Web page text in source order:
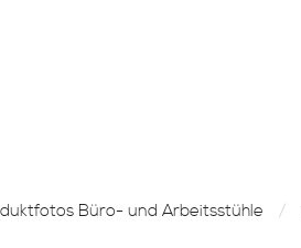
Büro- und Arbeitsstühle